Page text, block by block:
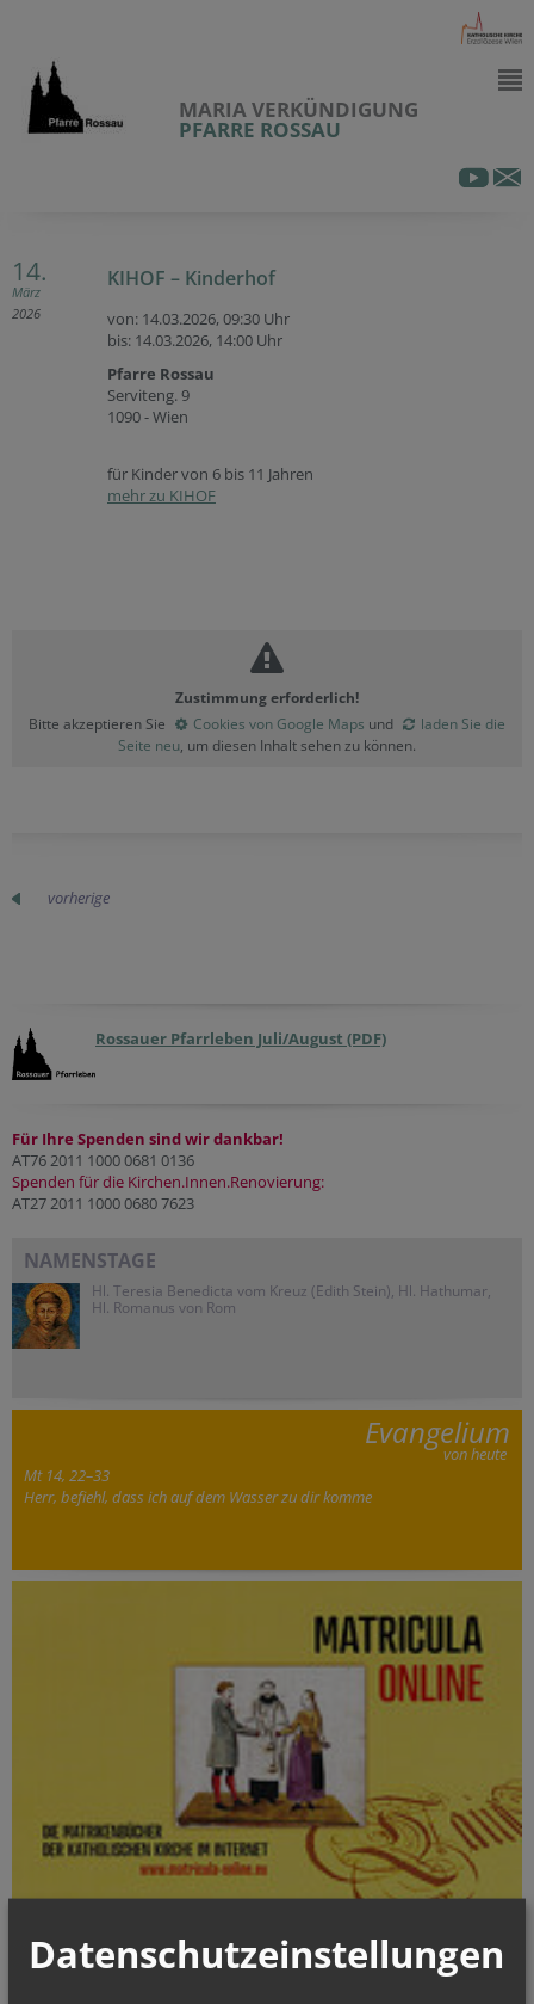
MARIA VERKÜNDIGUNG
PFARRE ROSSAU
14.
März
2026
KIHOF – Kinderhof
von: 14.03.2026,09:30 Uhr
bis: 14.03.2026, 14:00 Uhr
Pfarre Rossau
Serviteng. 9
1090 - Wien
für Kinder von 6 bis 11 Jahren
mehr zu KIHOF
Zustimmung erforderlich!
Bitte akzeptieren Sie
Cookies von Google Maps und
laden Sie die
Seite neu, um diesen Inhalt sehen zu können.
vorherige
Rossauer Pfarrleben Juli/August (PDF)
Für Ihre Spenden sind wir dankbar!
AT76 2011 1000 0681 0136
Spenden für die Kirchen.Innen.Renovierung:
AT27 2011 1000 0680 7623
NAMENSTAGE
Hl. Teresia Benedicta vom Kreuz (Edith Stein), Hl. Hathumar,
Hl. Romanus von Rom
Evangelium
von heute
Mt 14, 22–33
Herr, befiehl, dass ich auf dem Wasser zu dir komme
Die digitalisierten Matrikenbücher vom Beginn der jeweiligen
Matrikenführung an bis einschließlich 1938 können online kostenlos
Datenschutzeinstellungen